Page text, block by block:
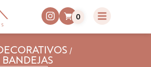
0
/
BANDEJAS